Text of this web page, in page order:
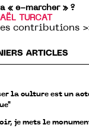
« e-marcher » ?
TURCAT
contributions
ARTICLES
la culture est un
je mets le